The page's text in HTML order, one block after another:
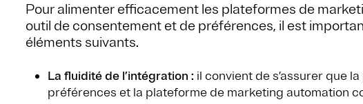
Pour alimenter efficacement les plateformes de
outil de consentement et de préférences, il est
éléments suivants.
La fluidité de l’intégration : il convient de s’assurer que
préférences et la plateforme de marketing automation